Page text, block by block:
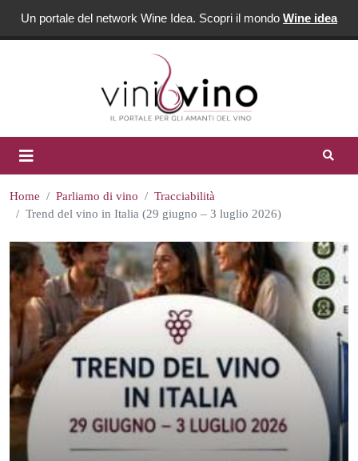
Un portale del network Wine Idea. Scopri il mondo Wine idea
Home Parliamo di vino
Tracciabilità
Trend del vino in Italia (29 giugno – 3 luglio 2026)